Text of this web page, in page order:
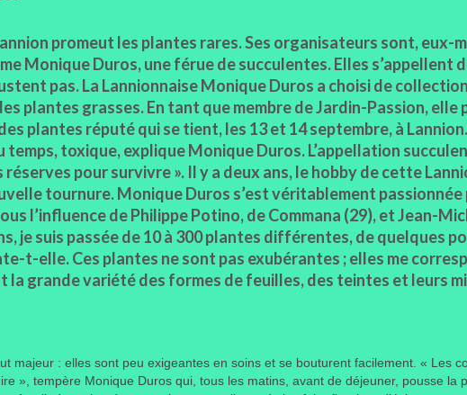
promeut les plantes rares. Ses organisateurs sont, eux-
Monique Duros, une férue de succulentes. Elles s’appellent
pas. La Lannionnaise Monique Duros a choisi de
plantes grasses. En tant que membre de Jardin-Passion, elle
plantes réputé qui se tient, les 13 et 14 septembre, à
temps, toxique, explique Monique Duros. L’appellation
pour survivre ». Il y a deux ans, le hobby de cette
tournure. Monique Duros s’est véritablement passionnée
l’influence de Philippe Potino, de Commana (29), et Jean-
je suis passée de 10 à 300 plantes différentes, de quelques
t-elle. Ces plantes ne sont pas exubérantes ; elles me
la grande variété des formes de feuilles, des teintes et leurs
majeur : elles sont peu exigeantes en soins et se bouturent facilement. « Les
», tempère Monique Duros qui, tous les matins, avant de déjeuner, pousse la